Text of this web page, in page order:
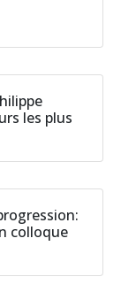
les plus
colloque